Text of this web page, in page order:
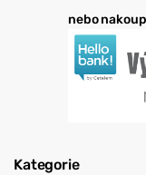
nebo
Kategorie